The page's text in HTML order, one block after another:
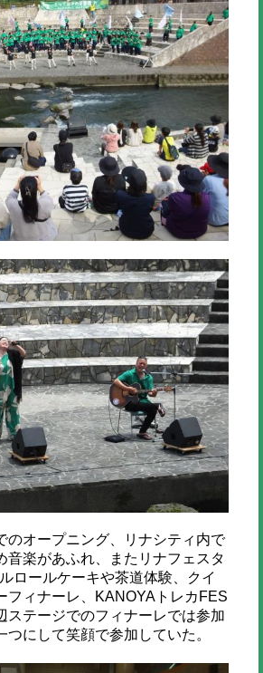
オープニング、リナシティ内で
音楽があふれ、またリナフェスタ
ロールケーキや茶道体験、クイ
フィナーレ、KANOYAトレカFES
ステージでのフィナーレでは参加
つにして笑顔で参加していた。